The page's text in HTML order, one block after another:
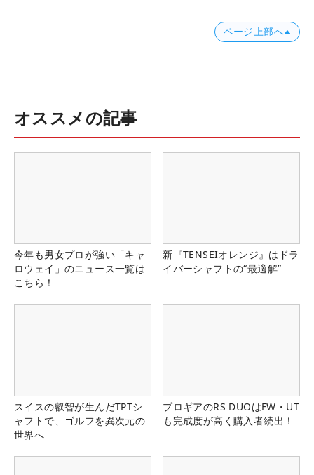
ページ上部へ
オススメの記事
今年も男女プロが強い「キャ
ロウェイ」のニュース一覧は
こちら！
新『TENSEIオレンジ』はドラ
イバーシャフトの“最適解”
スイスの叡智が生んだTPTシ
ャフトで、ゴルフを異次元の
世界へ
プロギアのRS DUOはFW・UT
も完成度が高く購入者続出！